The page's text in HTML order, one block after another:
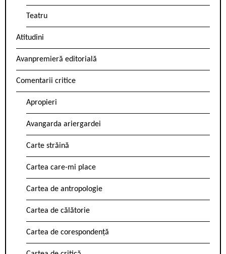
Teatru
Atitudini
Avanpremieră editorială
Comentarii critice
Apropieri
Avangarda ariergardei
Carte străină
Cartea care-mi place
Cartea de antropologie
Cartea de călătorie
Cartea de corespondență